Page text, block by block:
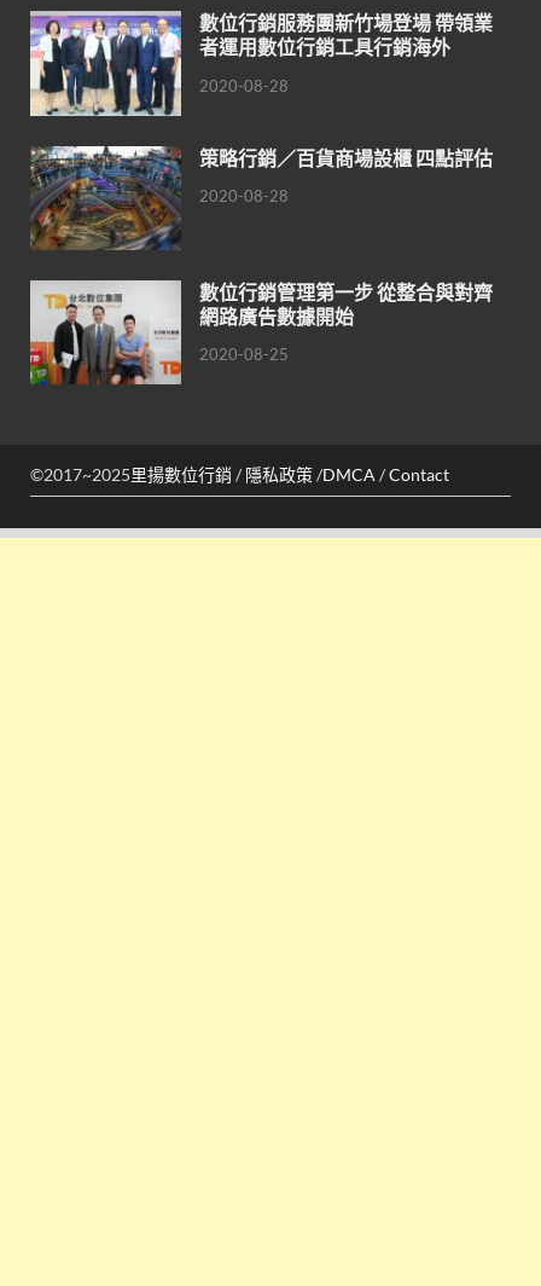
數位行銷服務團新竹場登場 帶領業
者運用數位行銷工具行銷海外
2020-08-28
策略行銷／百貨商場設櫃 四點評估
2020-08-28
數位行銷管理第一步 從整合與對齊
網路廣告數據開始
2020-08-25
©2017~2025里揚數位行銷 / 隱私政策/DMCA /Contact